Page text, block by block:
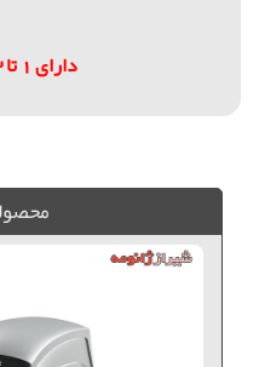
دارای 1 تا 3 سال گارانتی